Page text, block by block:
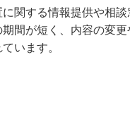
関する情報提供や相
間が短く、内容の変
います。